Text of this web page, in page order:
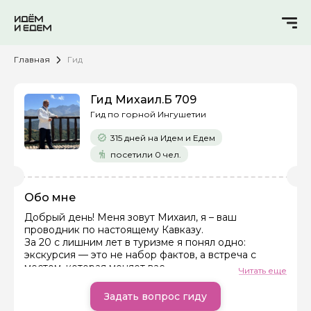
Главная Гид
Гид Михаил.Б 709
Гид по горной Ингушетии
315 дней на Идем и Едем
посетили 0 чел.
Обо мне
Добрый день! Меня зовут Михаил, я – ваш
проводник по настоящему Кавказу.
За 20 с лишним лет в туризме я понял одно:
экскурсия — это не набор фактов, а встреча с
местом, которая меняет вас.
Почему со мной комфортно и интересно?
Читать еще
Задать вопрос гиду
Задайте свой вопрос гиду